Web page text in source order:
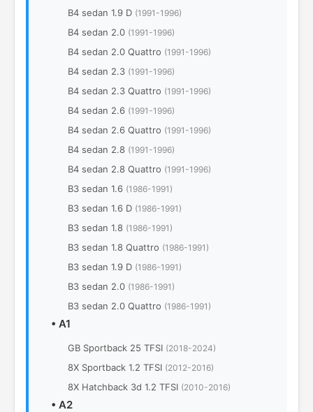
B4 sedan 1.9 D (1991-1996)
B4 sedan 2.0 (1991-1996)
B4 sedan 2.0 Quattro (1991-1996)
B4 sedan 2.3 (1991-1996)
B4 sedan 2.3 Quattro (1991-1996)
B4 sedan 2.6 (1991-1996)
B4 sedan 2.6 Quattro (1991-1996)
B4 sedan 2.8 (1991-1996)
B4 sedan 2.8 Quattro (1991-1996)
B3 sedan 1.6 (1986-1991)
B3 sedan 1.6 D (1986-1991)
B3 sedan 1.8 (1986-1991)
B3 sedan 1.8 Quattro (1986-1991)
B3 sedan 1.9 D (1986-1991)
B3 sedan 2.0 (1986-1991)
B3 sedan 2.0 Quattro (1986-1991)
• A1
GB Sportback 25 TFSI (2018-2024)
8X Sportback 1.2 TFSI (2012-2016)
8Х Hatchback 3d 1.2 TFSI (2010-2016)
• A2